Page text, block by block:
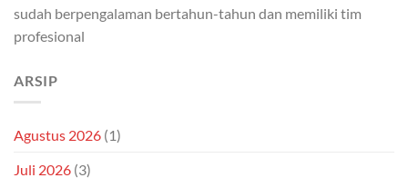
sudah berpengalaman bertahun-tahun dan memiliki tim
profesional
ARSIP
Agustus 2026 (1)
Juli 2026 (3)